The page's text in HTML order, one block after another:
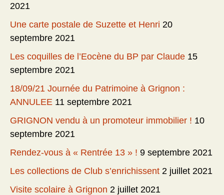
2021
Une carte postale de Suzette et Henri 20
septembre 2021
Les coquilles de l’Eocène du BP par Claude 15
septembre 2021
18/09/21 Journée du Patrimoine à Grignon :
ANNULEE 11 septembre 2021
GRIGNON vendu à un promoteur immobilier ! 10
septembre 2021
Rendez-vous à « Rentrée 13 » ! 9 septembre 2021
Les collections de Club s’enrichissent 2 juillet 2021
Visite scolaire à Grignon 2 juillet 2021